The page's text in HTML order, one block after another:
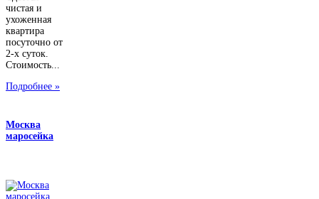
чистая и
ухоженная
квартира
посуточно от
2-х суток.
Стоимость...
Подробнее »
Москва
маросейка